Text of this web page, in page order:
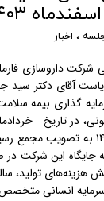
، اخبار
شرکتداروسازی
آقای دکتر سید
گذاری بیمه سلامت
در تاریخ
به تصویب مجمع
به جایگاه این شرکت
هزینه‌های
انسانی